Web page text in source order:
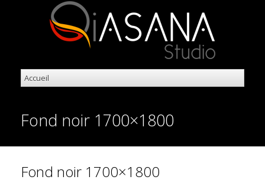
Fond noir 1700×1800
Fond noir 1700×1800